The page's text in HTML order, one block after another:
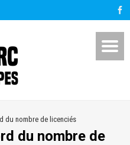
du nombre de licenciés
du nombre de